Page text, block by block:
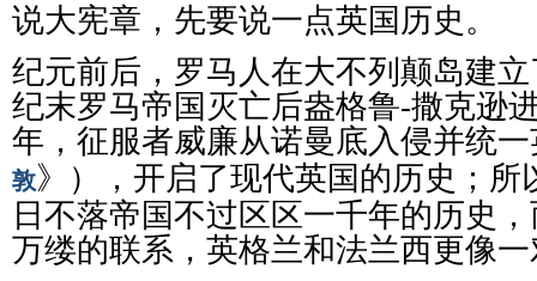
说大宪章，先要说一点英国历史。
纪元前后，罗马人在大不列颠岛建
纪末罗马帝国灭亡后盎格鲁-撒克逊
年，征服者威廉从诺曼底入侵并统
敦》），开启了现代英国的历史；所
日不落帝国不过区区一千年的历史
万缕的联系，英格兰和法兰西更像